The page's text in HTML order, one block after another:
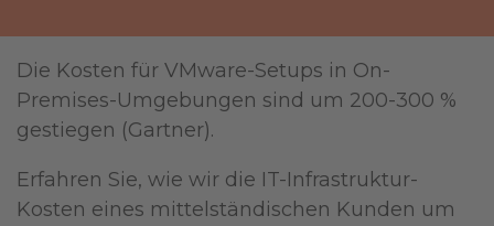
Die Kosten für VMware-Setups in On-
Premises-Umgebungen sind um 200-300 %
gestiegen (Gartner).
Erfahren Sie, wie wir die IT-Infrastruktur-
Kosten eines mittelständischen Kunden um